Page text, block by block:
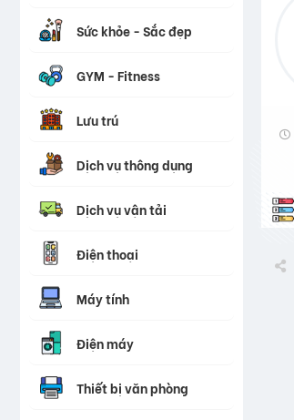
Sức khỏe - Sắc đẹp
GYM - Fitness
Lưu trú
Dịch vụ thông dụng
Dịch vụ vận tải
Điện thoại
Máy tính
Điện máy
Thiết bị văn phòng